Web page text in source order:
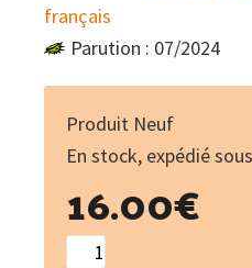
français
Parution : 07/2024
Produit Neuf
En stock, expédié
16.00€
quantité